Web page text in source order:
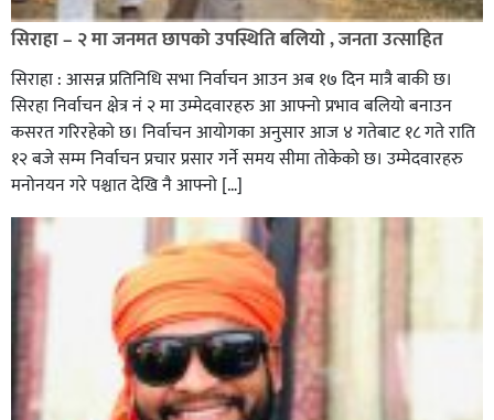
सिराहा – २ मा जनमत छापको उपस्थिति बलियो , जनता उत्साहित
सिराहा : आसन्न प्रतिनिधि सभा निर्वाचन आउन अब १७ दिन मात्रै बाकी छ।
सिरहा निर्वाचन क्षेत्र नं २ मा उम्मेदवारहरु आ आफ्नो प्रभाव बलियो बनाउन
कसरत गरिरहेको छ। निर्वाचन आयोगका अनुसार आज ४ गतेबाट १८ गते राति
१२ बजे सम्म निर्वाचन प्रचार प्रसार गर्ने समय सीमा तोकेको छ। उम्मेदवारहरु
मनोनयन गरे पश्चात देखि नै आफ्नो […]